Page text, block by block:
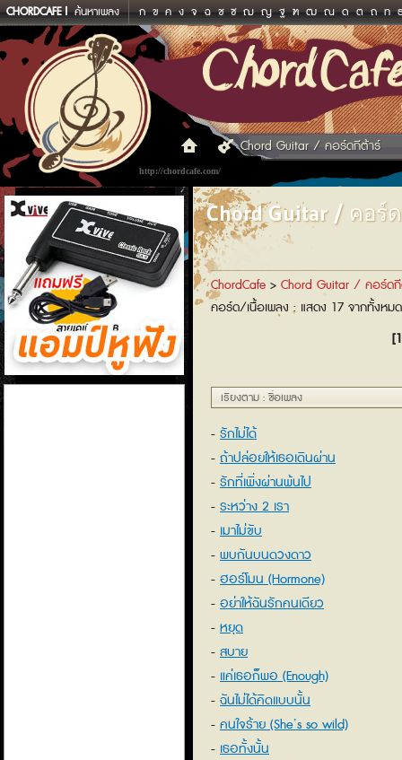
CHORDCAFE ค้นหาเพลง ก ข ค ง จ ฉ ช ซ ฌ ญ ฐ ฑ ฒ ณ ด ต ถ ท
http://chordcafe.com/
Chord Guitar / คอร์ดกีต้าร์
แอมป์หูฟัง
Chord Guitar / คอร์
ChordCafe > Chord Guitar / คอร์ด
คอร์ด/เนื้อเพลง : แสดง 17 จากทั้งหม
เรียงตาม : ชื่อเพลง
รักไม่ได้
ถ้าปล่อยให้เธอเดินผ่าน
รักที่เพิ่งผ่านพ้นไป
ระหว่าง 2 เรา
เมาไม่ขับ
พบกันบนดวงดาว
ฮอร์โมน (Hormone)
อย่าให้ฉันรักคนเดียว
หยุด
สบาย
แค่เธอก็พอ (Enough)
ฉันไม่ได้คิดแบบนั้น
คนใจร้าย (She’s so wild)
เธอทั้งนั้น